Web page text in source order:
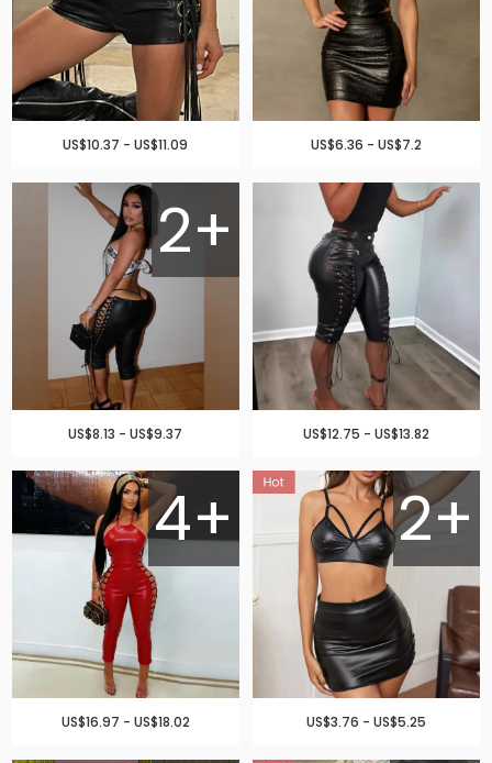
US$10.37 - US$11.09 US$6.36 - US$7.2
2+
US$8.13 - US$9.37 US$12.75 - US$13.82
4+
US$16.97 - US$18.02
2+
US$3.76 - US$5.25